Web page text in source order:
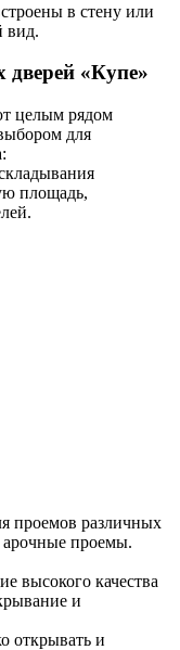
в стену или
вид.
дверей «Купе»
целым рядом
для
площадь,
проемов различных
проемы.
высокого качества
и
открывать и